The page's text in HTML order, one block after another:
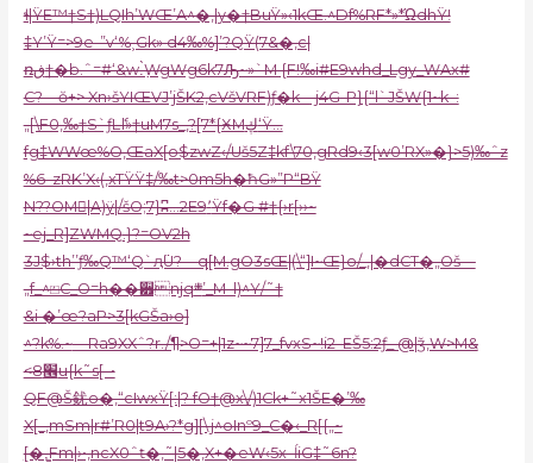
ɬ|ŸE™†S†)LQIh’WŒ’A^�‚|y�†BuŸ»‹1kŒ.^Df%RF*»*ΏdhŸ!
‡Y’Ÿ=>9e-”v‘%˲Gk» d4‰%]’?QŸ(7&�‚c|
ռڧ†�b.ˆ=#‘&w.߲̀WgWg6k7Ԡ~»`M {F!‰i#E9whd_Lgy_WAx#
C?—ŏ+> Xn›šYIŒVJ’jŠK2,cVšVRF)ƒ�k—j4G-P}{“l`JŠW{1~k–:
„[\F0,‰†S`ƒLެl»†uM7s_‚?[7*{ӾMڮ‘Ÿ…
fg‡WWœ%O,ŒaX[o$zwZ‹/Uš5Z‡kf\70,gRd9‹3[w0’RX»�}>5)‰ˆz
%6–zRK’X‹(,xTŸŸ‡/‰t>0m5h�ħG»”P“BŸ
N??OM񏎾|A)ÿ|/šO;7}ʭ…2E9٬Ÿf�G #†{›r[››~
~ej_R]ZWMQ.}?=OV2h
3J$›th’’ƒ‰Q™‘Q`ԯ߳U?—q[M.gO3sŒ|(\“]I~Œ}o/_‚|�dCT�„Oš—
„f_^⏍C_O=h��੿njq܍’_M–l)^Y/˜†
&i �’œ?aP>3[kGŠa›o]
^?k%.~—Ra9XXˆ?r./¶>O=+|1z~~7]7_fvxS~!i2–EŠ5:2ƒ_ @|ǯ,W>M&
<8׮u{k˜s[–•
QF@Š䤞o�‚“cIwxŸ[:|? fO†@x\/)1Ck+˜x1ŠE�’‰
X[_,mSm|r#’R0|t9A›?*g][\j^oInº9_C�‹_R[{„~
[�,̳Fm|›•,ncX0ˆŧ�‚˜|5�‚X+�eW‹5x–ĺiG‡˜6n?